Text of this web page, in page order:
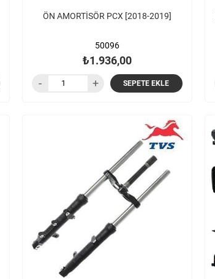
ÖN AMORTİSÖR PCX [2018-2019]
50096
₺1.936,00
SEPETE EKLE